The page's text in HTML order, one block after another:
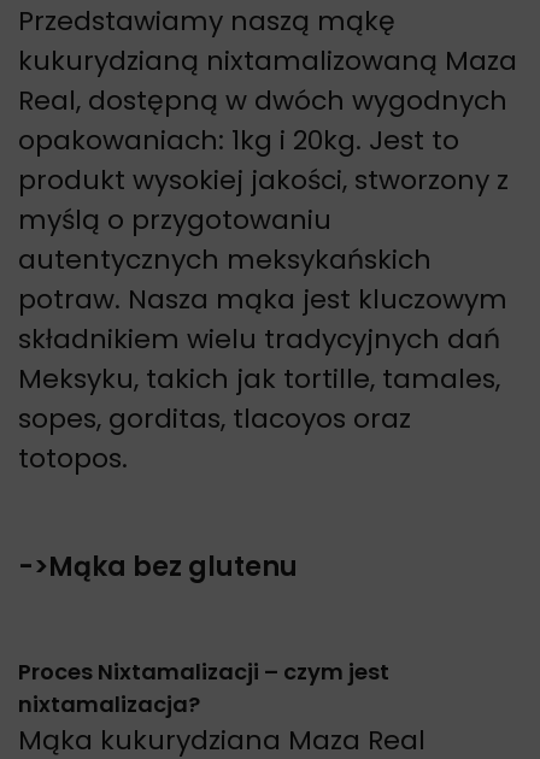
Przedstawiamy naszą mąkę
kukurydzianą nixtamalizowaną Maza
Real, dostępną w dwóch wygodnych
opakowaniach: 1kg i 20kg. Jest to
produkt wysokiej jakości, stworzony z
myślą o przygotowaniu
autentycznych meksykańskich
potraw. Nasza mąka jest kluczowym
składnikiem wielu tradycyjnych dań
Meksyku, takich jak tortille, tamales,
sopes, gorditas, tlacoyos oraz
totopos.
->Mąka bez glutenu
Proces Nixtamalizacji – czym jest
nixtamalizacja?
Mąka kukurydziana Maza Real